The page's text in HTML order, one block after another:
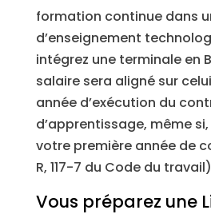
formation continue dans
d’enseignement
intégrez une terminale en
salaire sera aligné sur
année d’exécution du
d’apprentissage, même
votre première année de
R, 117-7 du Code du travail)
Vous préparez une